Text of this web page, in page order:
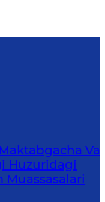
Va
Huzuridagi
Muassasalari